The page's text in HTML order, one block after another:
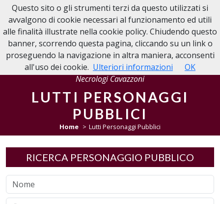
NECROLOGIE CAVAZZONI
Necrologi Cavazzoni
LUTTI PERSONAGGI
PUBBLICI
Home Lutti Personaggi Pubblici
RICERCA PERSONAGGIO PUBBLICO
Questo sito o gli strumenti terzi da questo utilizzati si
avvalgono di cookie necessari al funzionamento ed utili
alle finalità illustrate nella cookie policy. Chiudendo questo
banner, scorrendo questa pagina, cliccando su un link o
proseguendo la navigazione in altra maniera, acconsenti
all'uso dei cookie. Ulteriori informazioni OK